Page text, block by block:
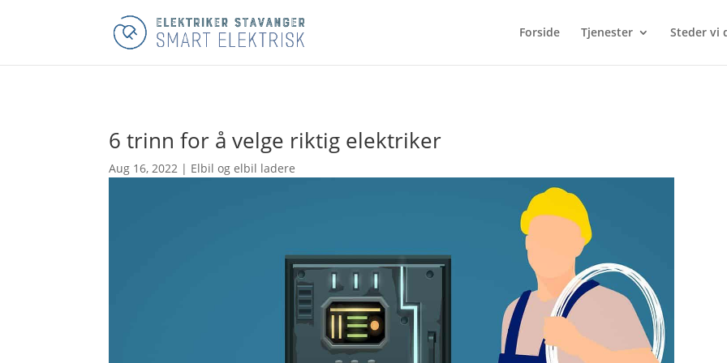
Forside Tjenester Steder vi
6 trinn for å velge riktig elektriker
Aug 16, 2022 | Elbil og elbil ladere